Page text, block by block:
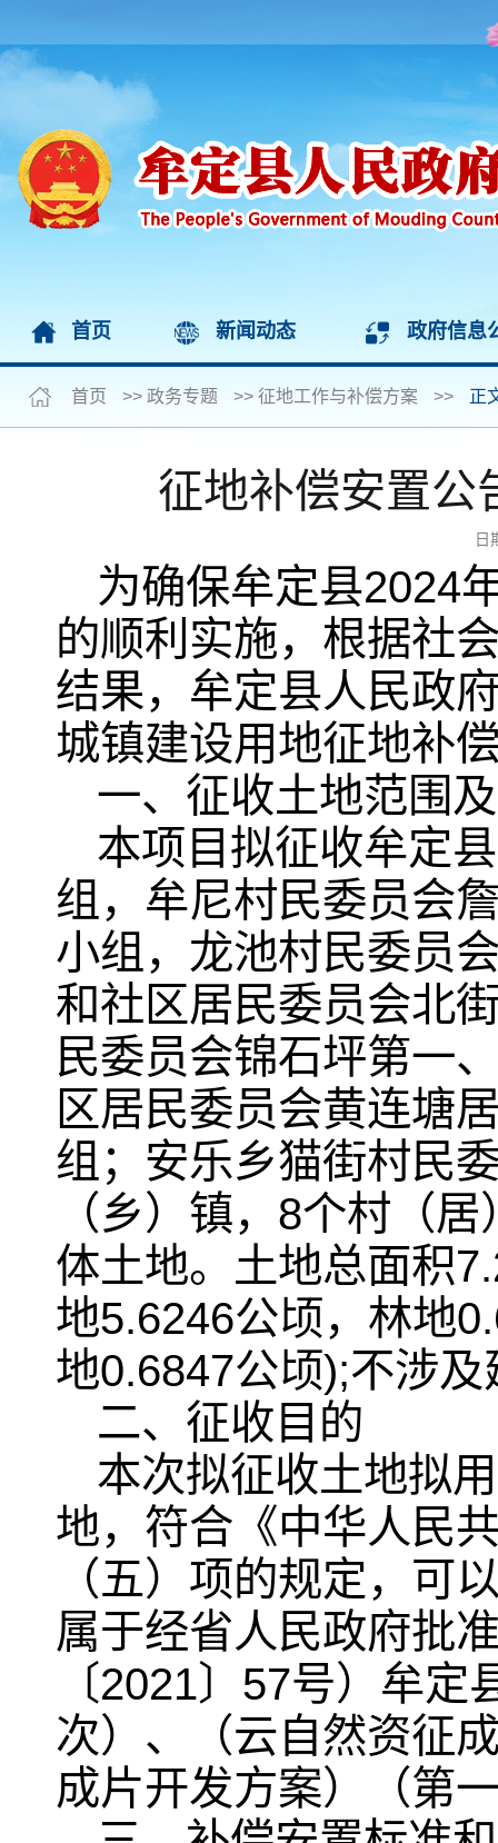
首页 新闻动态 政府信息
首页 >> 政务专题 >> 征地工作与补偿方案 >> 正
征地补偿安置公
日
为确保牟定县2024
的顺利实施，根据社
结果，牟定县人民政
城镇建设用地征地补
一、征收土地范围
本项目拟征收牟定
组，牟尼村民委员会
小组，龙池村民委员
和社区居民委员会北
民委员会锦石坪第一
区居民委员会黄连塘
组；安乐乡猫街村民
（乡）镇，8个村（
体土地。土地总面积
地5.6246公顷，林地
地0.6847公顷);不涉
二、征收目的
本次拟征收土地拟
地，符合《中华人民
（五）项的规定，可
属于经省人民政府批
〔2021〕57号）牟
次）、（云自然资征
成片开发方案）（第